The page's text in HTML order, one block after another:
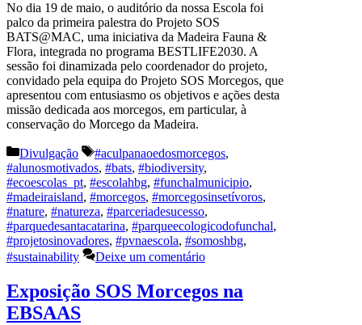
No dia 19 de maio, o auditório da nossa Escola foi
palco da primeira palestra do Projeto SOS
BATS@MAC, uma iniciativa da Madeira Fauna &
Flora, integrada no programa BESTLIFE2030. A
sessão foi dinamizada pelo coordenador do projeto,
convidado pela equipa do Projeto SOS Morcegos, que
apresentou com entusiasmo os objetivos e ações desta
missão dedicada aos morcegos, em particular, à
conservação do Morcego da Madeira.
Categorias
Divulgação Etiquetas
#aculpanaoedosmorcegos,
#alunosmotivados, #bats, #biodiversity,
#ecoescolas_pt, #escolahbg, #funchalmunicipio,
#madeiraisland, #morcegos, #morcegosinsetívoros,
#nature, #natureza, #parceriadesucesso,
#parquedesantacatarina, #parqueecologicodofunchal,
#projetosinovadores, #pvnaescola, #somoshbg,
#sustainability
Deixe um comentário
Exposição SOS Morcegos na
EBSAAS